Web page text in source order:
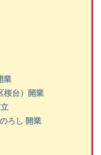
業
桜台）開業
ろし 開業